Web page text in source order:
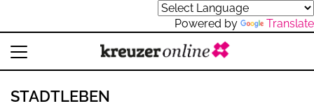
Powered by Translate
STADTLEBEN